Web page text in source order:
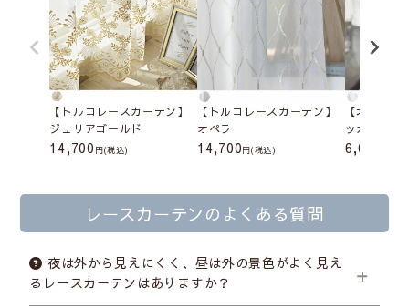
【トルコレースカーテン】
ジュリアゴールド
14,700 (税込)
【トルコレースカーテン】
オペラ
14,700 (税込)
【北欧レ
ッカボイル
6,050
レースカーテンのよくある質問
夜は外から見えにくく、昼は外の景色がよく見え
るレースカーテンはありますか？